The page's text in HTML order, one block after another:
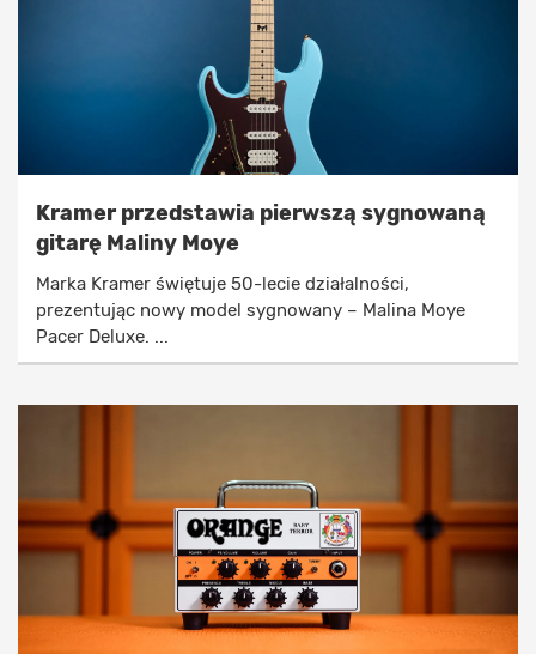
Kramer przedstawia pierwszą sygnowaną
gitarę Maliny Moye
Marka Kramer świętuje 50-lecie działalności,
prezentując nowy model sygnowany – Malina Moye
Pacer Deluxe. ...